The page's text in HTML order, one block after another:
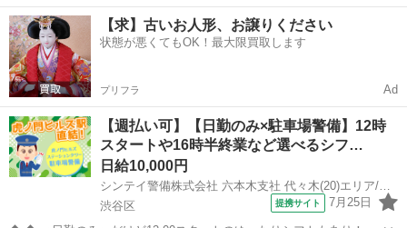
いておくので、お金はポストに投函でお願いしたいです
東京 渋谷区 幡ヶ谷駅 生活家電 ホワイト
【求】古いお人形、お譲りください
状態が悪くてもOK！最大限買取します
プリフラ Ad
【週払い可】【日勤のみ×駐車場警備】12時
スタートや16時半終業など選べるシフ…
日給10,000円
シンテイ警備株式会社 六本木支社 代々木(20)エリア/A3203200117
渋谷区
提携サイト 7月25日